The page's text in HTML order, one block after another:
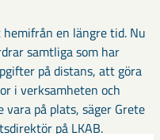
en längre tid. Nu
samtliga som har
på distans, att göra
i verksamheten och
vara på plats, säger Grete
på LKAB.